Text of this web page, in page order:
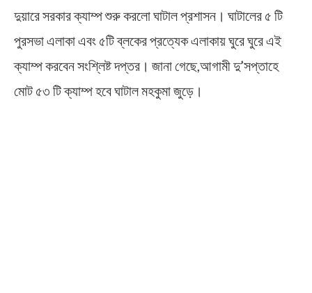
দুয়ারে সরকার ক্যাম্প শুরু করলো ঘাটাল প্রশাসন। ঘাটালের ৫ টি
পুরসভা এলাকা এবং ৫টি ব্লকের প্রত্যেক এলাকায় ঘুরে ঘুরে এই
ক্যাম্প করবেন সংশ্লিষ্ট দপ্তর। জানা গেছে,আগামী দু’সপ্তাহে
মোট ৫৩ টি ক্যাম্প হবে ঘাটাল মহকুমা জুড়ে।